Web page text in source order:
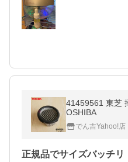
41459561 東芝
OSHIBA
でん吉Yahoo!店
正規品でサイズバッチリ